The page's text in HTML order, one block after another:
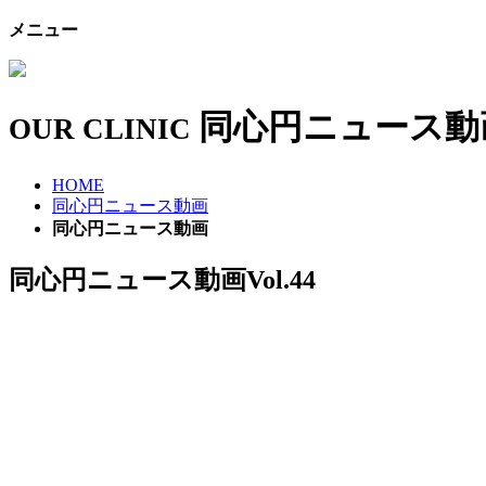
メニュー
OUR CLINIC 同心円ニュース
HOME
同心円ニュース動画
同心円ニュース動画
同心円ニュース動画Vol.44